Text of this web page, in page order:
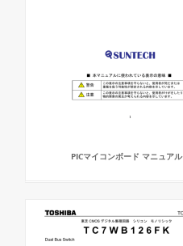
PICマイコンボード マニュアル